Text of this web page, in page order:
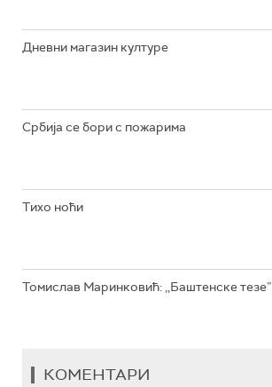
РАДИО ЏЕЗЕР
Дневни магазин културе
Србија се бори с пожарима
Тихо ноћи
Томислав Маринковић: ,,Баштенске тезе”
КОМЕНТАРИ